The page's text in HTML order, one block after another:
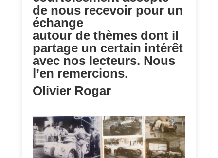
de nous recevoir pour un
échange
autour de thèmes dont il
partage un certain intérêt
avec nos lecteurs. Nous
l’en remercions.
Olivier Rogar